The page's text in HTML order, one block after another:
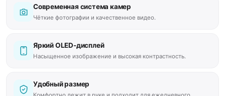
Современная система камер
Чёткие фотографии и качественное видео.
Яркий OLED-дисплей
Насыщенное изображение и высокая контрастность.
Удобный размер